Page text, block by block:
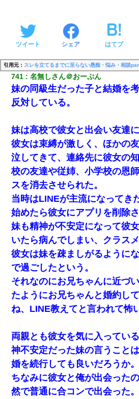
ツイート シェア はてブ
引用元： スレを立てるまでに至らない愚痴・悩み・相談
741 名無しさん＠おーぷん
妹の同級生だった子と結婚を
反対している。
妹は高校で彼女と出会い友達に
彼女は束縛が激しく、ほかの
泣してきて、連絡先に彼女の
校の友達や従姉、小学校の恩
スを消去させられた。
当時はLINEが主流になってき
始めたら彼女にアプリを削除さ
妹も精神が不安定になって彼
いたら病んでしまい、クラス
彼女は妹を疎ましがるように
で過ごしたという。
それなのにお兄ちゃんに近づ
たようにお兄ちゃんと婚約し
ね、LINE教えてと言われて怖
両親とも彼女を気に入ってい
神不安定だった妹の言うこと
婚を続行しても良いだろうか。
ちなみに彼女と俺が出会った
然で普通に合コンで出会った。